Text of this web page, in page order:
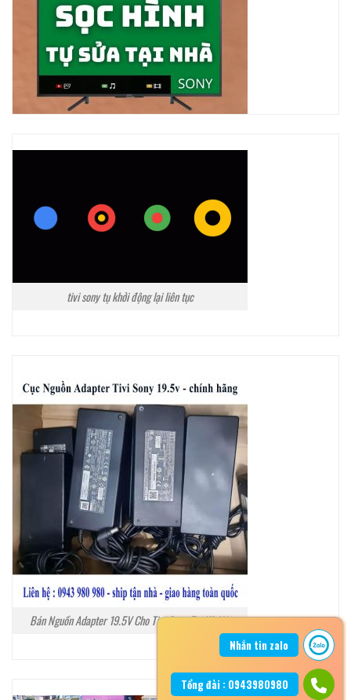
tivi sony tụ khởi động lại liên tục
Bán Nguồn Adapter 19.5V Cho Tivi Sony Tại Hà Nội
Nhắn tin zalo
Tổng đài : 0943980980